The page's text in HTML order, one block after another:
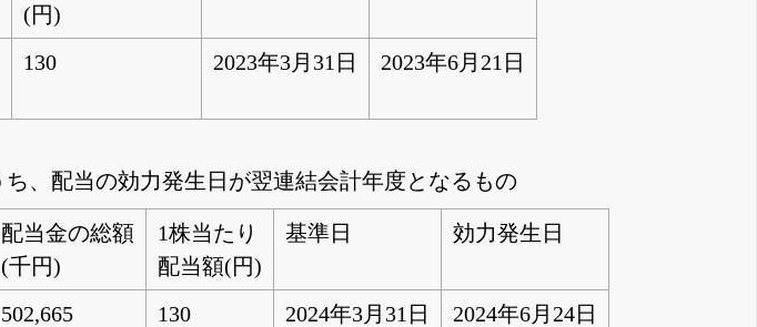
(円)
130 2023年3月31日 2023年6月21日
、配当の効力発生日が翌連結会計年度となるもの
配当金の総額
(千円)
1株当たり
配当額(円)
基準日 効力発生日
502,665 130 2024年3月31日 2024年6月24日